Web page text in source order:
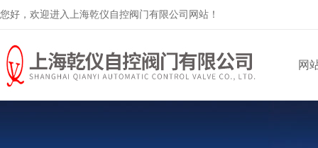
您好，欢迎进入上海乾仪自控阀门有限公司网站！
网